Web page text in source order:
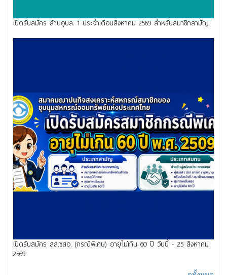
เปิดรับสมัคร ล้านอุบล. 1 ประจำเดือนสิงหาคม 2569 สำหรับสมาชิกสามัญ
เปิดรับสมัคร สส.ชสอ. (กรณีพิเศษ) อายุไม่เกิน 60 ปี วันนี้ - 25 สิงหาคม
2569